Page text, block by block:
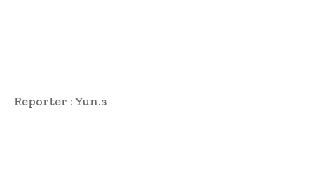
Reporter : Yun.s